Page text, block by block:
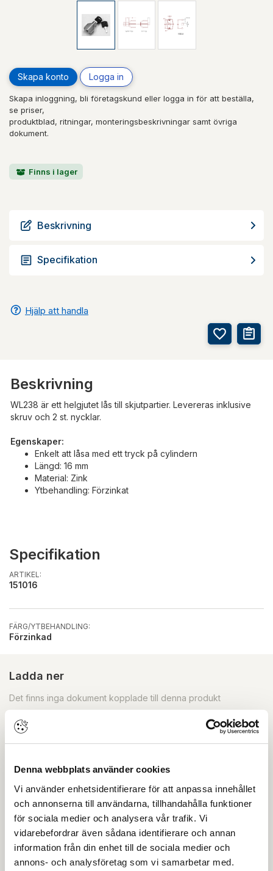
Denna webbplats använder cookies
Vi använder enhetsidentifierare för att anpassa innehållet
och annonserna till användarna, tillhandahålla funktioner
för sociala medier och analysera vår trafik. Vi
vidarebefordrar även sådana identifierare och annan
information från din enhet till de sociala medier och
annons- och analysföretag som vi samarbetar med.
Skapa konto Logga in
Skapa inloggning, bli företagskund eller logga in för att beställa,
se priser,
produktblad, ritningar, monteringsbeskrivningar samt övriga
dokument.
Finns i lager
Beskrivning
Specifikation
Hjälp att handla
Beskrivning
WL238 är ett helgjutet lås till skjutpartier. Levereras inklusive
skruv och 2 st. nycklar.
Egenskaper:
Enkelt att låsa med ett tryck på cylindern
Längd: 16 mm
Material: Zink
Ytbehandling: Förzinkat
Specifikation
ARTIKEL:
151016
FÄRG/YTBEHANDLING:
Förzinkad
Ladda ner
Det finns inga dokument kopplade till denna produkt
Skapa inloggning, bli företagskund eller logga in för att
produktblad, ritningar, monteringsbeskrivningar samt
övriga dokument.